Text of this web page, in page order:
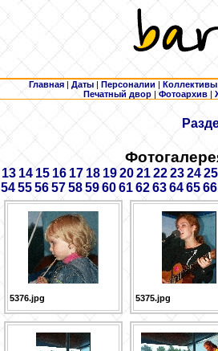
Главная | Даты | Персоналии | Коллективы
Печатный двор |Фотоархив |
13 1415 16 17 18 19 20 21 22 23 24 25
54 55 56 57 58 59 60 61 62 63 6465 66
5376.jpg 5375.jpg